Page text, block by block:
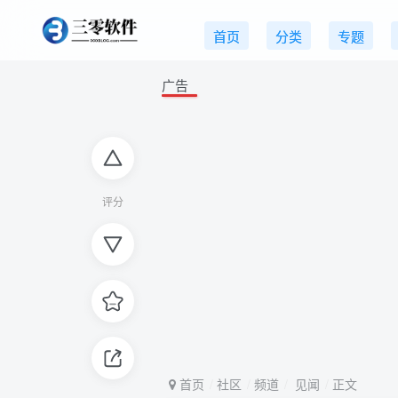
首页 分类 专题
评分
评分
广告
首页 社区 频道 见闻 正文